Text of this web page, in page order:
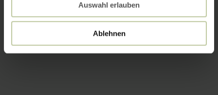
Auswahl erlauben
Ablehnen